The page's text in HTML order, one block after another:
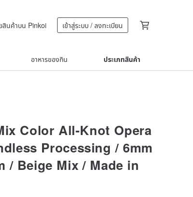
สินค้าบน Pinkoi เข้าสู่ระบบ / ลงทะเบียน
อาหารของกิน ประเภทสินค้า
Color All-Knot Opera
Processing / 6mm
/ Beige Mix / Made in